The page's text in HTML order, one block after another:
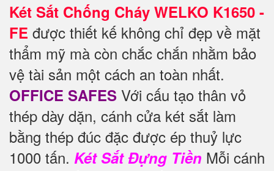
Két Sắt Chống Cháy WELKO K1650 -
FE được thiết kế không chỉ đẹp về mặt
thẩm mỹ mà còn chắc chắn nhằm bảo
vệ tài sản một cách an toàn nhất.
OFFICE SAFES Với cấu tạo thân vỏ
thép dày dặn, cánh cửa két sắt làm
bằng thép đúc đặc được ép thuỷ lực
1000 tấn. Két Sắt Đựng Tiền Mỗi cánh